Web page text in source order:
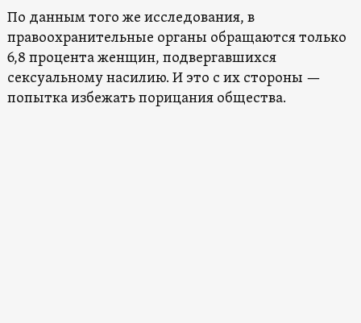
По данным того же исследования, в
правоохранительные органы обращаются только
6,8 процента женщин, подвергавшихся
сексуальному насилию. И это с их стороны —
попытка избежать порицания общества.